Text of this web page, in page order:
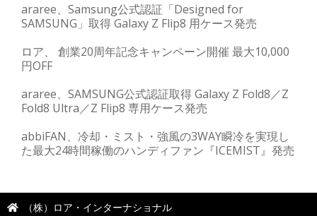
araree、Samsung公式認証「Designed for
SAMSUNG」取得 Galaxy Z Flip8 用ケース発売
ロア、 創業20周年記念キャンペーン開催 最大10,000
円OFF
araree、SAMSUNG公式認証取得 Galaxy Z Fold8／Z
Fold8 Ultra／Z Flip8 専用ケース発売
abbiFAN、冷却・ミスト・強風の3WAY瞬冷を実現し
た最大24時間稼働のハンディファン『ICEMIST』発売
（株）ロア・インターナショナル